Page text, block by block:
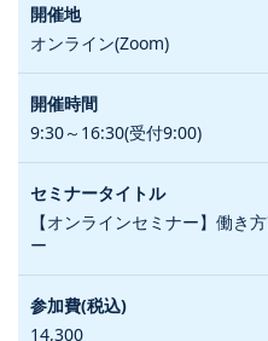
オンライン(Zoom)
9:30～16:30(受付9:00)
【オンラインセミナー】働き
ー
14,300